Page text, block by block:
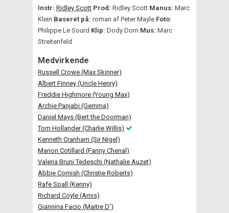
Instr: Ridley Scott Prod: Ridley Scott Manus: Marc
Klein Baseret på: roman af Peter Mayle Foto:
Philippe Le Sourd Klip: Dody Dorn Mus: Marc
Streitenfeld
Medvirkende
Russell Crowe (Max Skinner)
Albert Finney (Uncle Henry)
Freddie Highmore (Young Max)
Archie Panjabi (Gemma)
Daniel Mays (Bert the Doorman)
Tom Hollander (Charlie Willis)
Kenneth Cranham (Sir Nigel)
Marion Cotillard (Fanny Chenal)
Valeria Bruni Tedeschi (Nathalie Auzet)
Abbie Cornish (Christie Roberts)
Rafe Spall (Kenny)
Richard Coyle (Amis)
Giannina Facio (Maitre D')